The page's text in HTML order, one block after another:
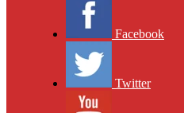
Facebook
Twitter